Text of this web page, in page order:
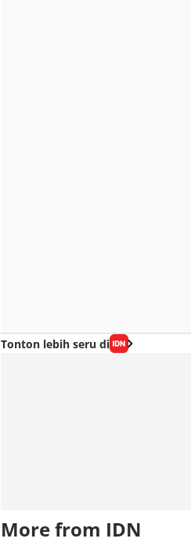
Tonton lebih seru di
More from IDN